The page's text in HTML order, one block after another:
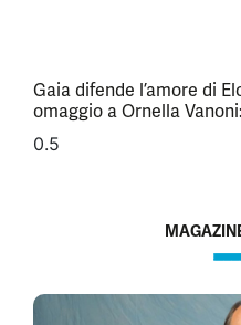
Gaia difende l’amore di
omaggio a Ornella